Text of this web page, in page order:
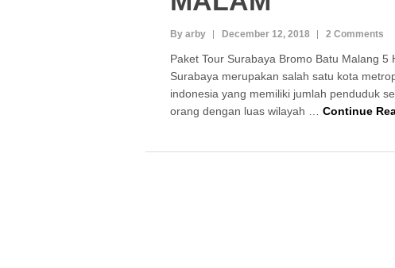
By arby December 12, 2018 2 Comments
Paket Tour Surabaya Bromo Batu Malang 5
Surabaya merupakan salah satu kota
indonesia yang memiliki jumlah penduduk
orang dengan luas wilayah … Continue